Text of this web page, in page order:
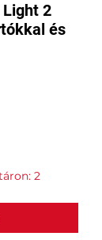
Light 2
és
2